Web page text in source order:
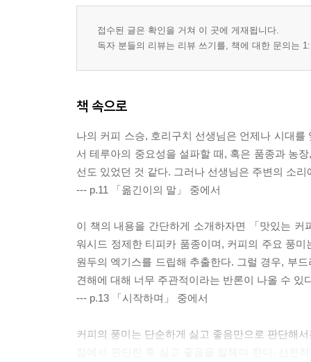
접수된 글은 확인을 거쳐 이 곳에 게재됩니다.
독자 분들의 리뷰는 리뷰 쓰기를, 책에 대한 문의는
책 속으로
나의 커피 스승, 호리구치 선생님은 언제나 시대
서 테루아의 중요성을 설파할 때, 혹은 품종과 농
선도 있었던 것 같다. 그러나 선생님은 주변의 소
--- p.11 「옮긴이의 말」 중에서
이 책의 내용을 간단하게 소개하자면 「맛있는
워시드 정제한 티피카 품종이며, 커피의 주요 풍
원두의 엑기스를 드립해 추출한다. 그럴 경우, 부
견해에 대해 너무 주관적이라는 반론이 나올 수 있
--- p.13 「시작하며」 중에서
커피의 풍미는 단순하게 싫고 좋음만으로 판단해